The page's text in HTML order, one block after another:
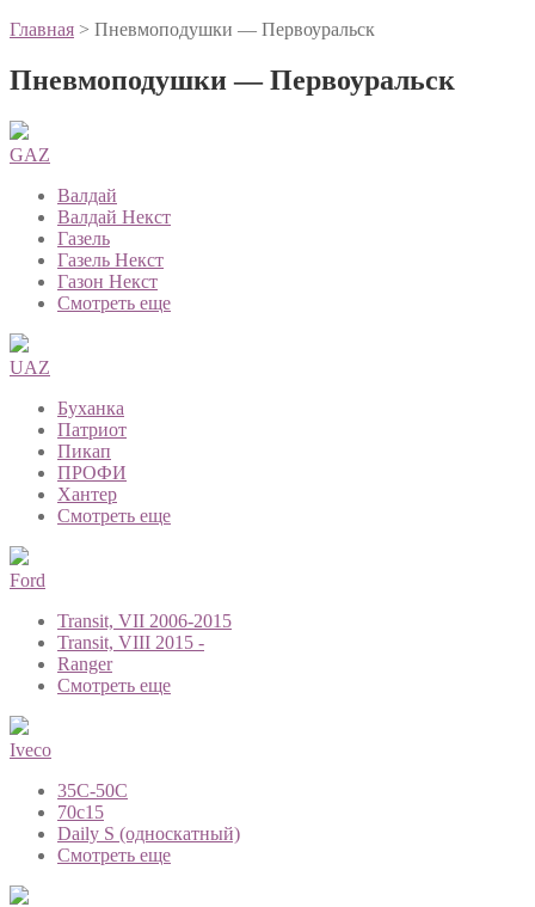
Главная > Пневмоподушки — Первоуральск
Пневмоподушки — Первоуральск
GAZ
Валдай
Валдай Некст
Газель
Газель Некст
Газон Некст
Смотреть еще
UAZ
Буханка
Патриот
Пикап
ПРОФИ
Хантер
Смотреть еще
Ford
Transit, VII 2006-2015
Transit, VIII 2015 -
Ranger
Смотреть еще
Iveco
35C-50C
70с15
Daily S (односкатный)
Смотреть еще